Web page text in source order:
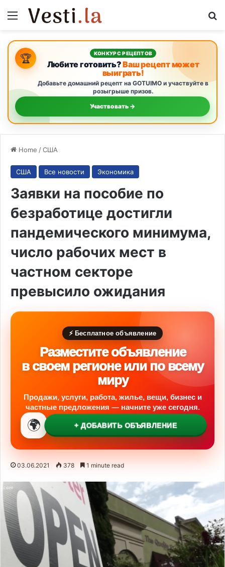
Menu
🏆 КОНКУРС РЕЦЕПТОВ
Любите готовить?Ваш рецепт может
выиграть!
Добавьте домашний рецепт на GOTUIMO и участвуйте в
розыгрыше призов.
Участвовать →
Home /США
США Все новости Экономика
Заявки на пособие по
безработице достигли
пандемического минимума,
число рабочих мест в
частном секторе
превысило ожидания
⚡ Бесплатное объявление
Разместите объявление
в своем регионе или по всему
миру
Продажи, услуги, работа, жилье, вещи, бизнес и
частные предложения — начните уже сегодня.
🌍 + ДОБАВИТЬ ОБЪЯВЛЕНИЕ
03.06.2021 378 1 minute read